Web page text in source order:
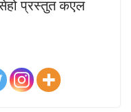
सेहो प्रस्तुत कएल